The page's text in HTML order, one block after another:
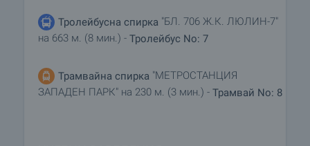
Тролейбусна спирка "БЛ. 706 Ж.К. ЛЮЛИН-7"
на 663 м. (8 мин.) - Тролейбус No: 7
Трамвайна спирка "МЕТРОСТАНЦИЯ
ЗАПАДЕН ПАРК" на 230 м. (3 мин.) - Трамвай No: 8